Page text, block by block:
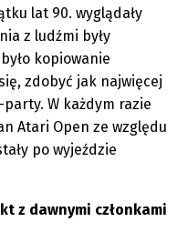
lat 90. wyglądały
z ludźmi były
kopiowanie
zdobyć jak najwięcej
party. W każdym razie
Atari Open ze względu
po wyjeździe
z dawnymi członkami